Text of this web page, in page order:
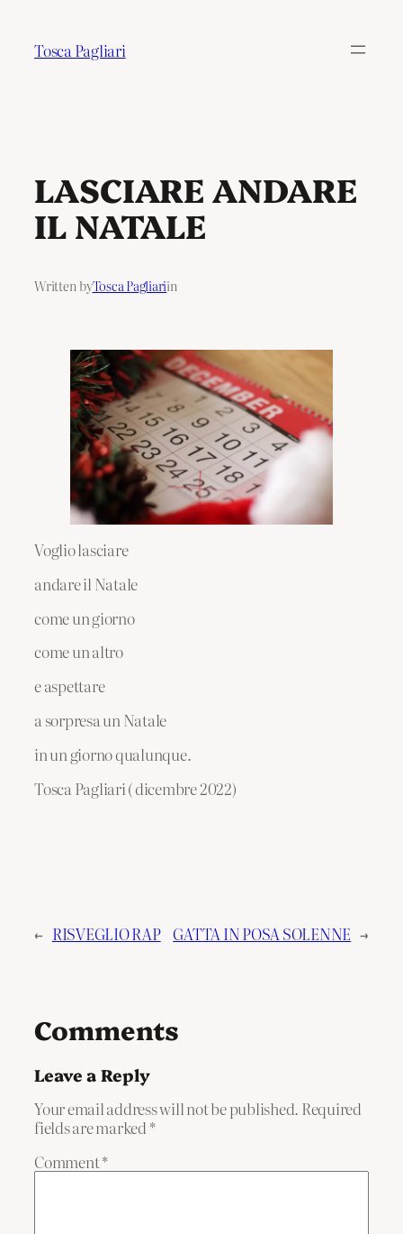
Tosca Pagliari
LASCIARE ANDARE
IL NATALE
Written byTosca Pagliariin
Voglio lasciare
andare il Natale
come un giorno
come un altro
e aspettare
asorpresa un Natale
in un giorno qualunque.
Tosca Pagliari ( dicembre 2022)
← RISVEGLIO RAP GATTA IN POSA SOLENNE →
Comments
Leave a Reply
Your email address will not be published. Required
fields are marked *
Comment*